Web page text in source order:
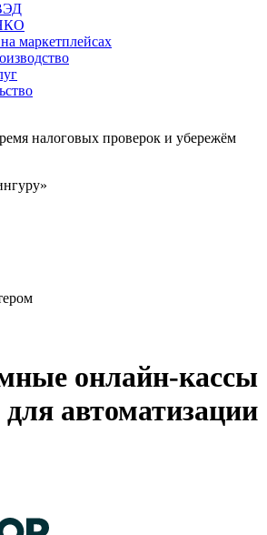
маркетплейсах
налоговых проверок и убережём
онлайн-кассы
автоматизации